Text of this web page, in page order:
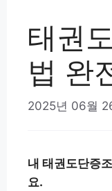
태권
법 완
2025년 06월
내 태권도단증
요.